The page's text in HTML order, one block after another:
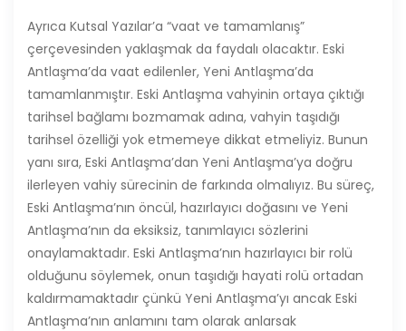
Ayrıca Kutsal Yazılar’a “vaat ve tamamlanış”
çerçevesinden yaklaşmak da faydalı olacaktır. Eski
Antlaşma’da vaat edilenler, Yeni Antlaşma’da
tamamlanmıştır. Eski Antlaşma vahyinin ortaya çıktığı
tarihsel bağlamı bozmamak adına, vahyin taşıdığı
tarihsel özelliği yok etmemeye dikkat etmeliyiz. Bunun
yanı sıra, Eski Antlaşma’dan Yeni Antlaşma’ya doğru
ilerleyen vahiy sürecinin de farkında olmalıyız. Bu süreç,
Eski Antlaşma’nın öncül, hazırlayıcı doğasını ve Yeni
Antlaşma’nın da eksiksiz, tanımlayıcı sözlerini
onaylamaktadır. Eski Antlaşma’nın hazırlayıcı bir rolü
olduğunu söylemek, onun taşıdığı hayati rolü ortadan
kaldırmamaktadır çünkü Yeni Antlaşma’yı ancak Eski
Antlaşma’nın anlamını tam olarak anlarsak